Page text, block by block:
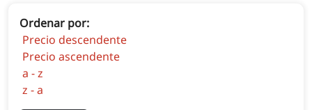
Ordenar por:
Precio descendente
Precio ascendente
a - z
z - a